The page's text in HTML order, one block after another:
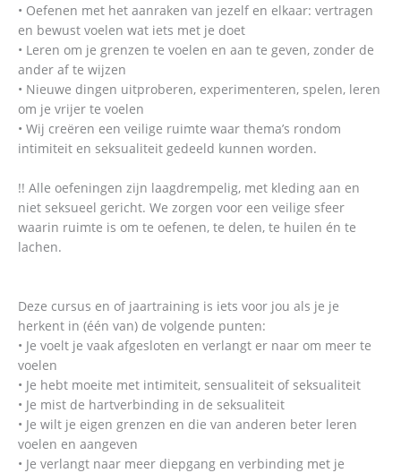
• Oefenen met het aanraken van jezelf en elkaar: vertragen
en bewust voelen wat iets met je doet
• Leren om je grenzen te voelen en aan te geven, zonder de
ander af te wijzen
• Nieuwe dingen uitproberen, experimenteren, spelen, leren
om je vrijer te voelen
• Wij creëren een veilige ruimte waar thema’s rondom
intimiteit en seksualiteit gedeeld kunnen worden.
!! Alle oefeningen zijn laagdrempelig, met kleding aan en
niet seksueel gericht. We zorgen voor een veilige sfeer
waarin ruimte is om te oefenen, te delen, te huilen én te
lachen.
Deze cursus en of jaartraining is iets voor jou als je je
herkent in (één van) de volgende punten:
• Je voelt je vaak afgesloten en verlangt er naar om meer te
voelen
• Je hebt moeite met intimiteit, sensualiteit of seksualiteit
• Je mist de hartverbinding in de seksualiteit
• Je wilt je eigen grenzen en die van anderen beter leren
voelen en aangeven
• Je verlangt naar meer diepgang en verbinding met je